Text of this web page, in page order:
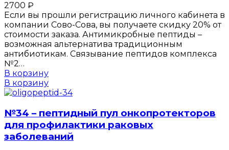
2700 ₽
Если вы прошли регистрацию личного кабинета в
компании Сово-Сова, вы получаете скидку 20% от
стоимости заказа. Антимикробные пептиды –
возможная альтернатива традиционным
антибиотикам. Связывание пептидов комплекса
№2…
В корзину
В корзину
№34 – пептидный пул онкопротекторов
для профилактики раковых
заболеваний